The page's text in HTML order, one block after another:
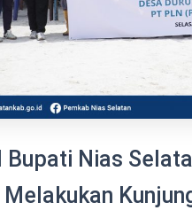
Bupati Nias
Melakukan